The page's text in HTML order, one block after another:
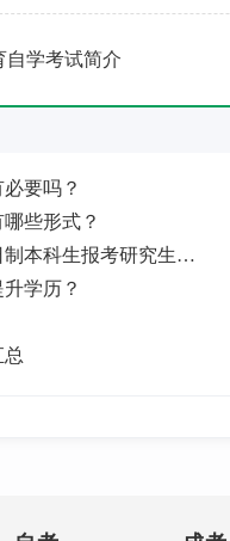
自学考试简介
要吗？
些形式？
自考本科生与全日制本科生报考研究生有哪些区别？
学历？